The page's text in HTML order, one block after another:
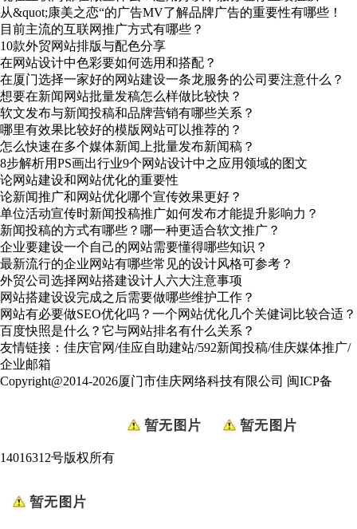
从&quot;康美之恋“的广告MV了解品牌广告的重要性有哪些！
目前主流的互联网推广方式有哪些？
10款外贸网站排版与配色分享
在网站设计中色彩要如何选用和搭配？
在厦门选择一家好的网站建设一条龙服务的公司要注意什么？
想要在新闻网站批量发稿怎么样做比较快？
软文发布与新闻投稿和品牌营销有哪些关系？
哪里有效果比较好的模版网站可以推荐的？
怎么快速在多个媒体新闻上批量发布新闻稿？
8步解析用PS画出行业9个网站设计中之应用领域的图文
论网站建设和网站优化的重要性
论新闻推广和网站优化哪个宣传效果更好？
单位活动宣传时新闻投稿推广如何发布才能提升影响力？
新闻投稿的方式有哪些？哪一种更适合软文推广？
企业要建设一个自己的网站需要懂得哪些知识？
最新流行的企业网站有哪些常见的设计风格可参考？
外贸公司选择网站搭建设计人六大注意事项
网站搭建设设完成之后需要做哪些维护工作？
网站有必要做SEO优化吗？一个网站优化几个关健词比较合适？
百度快照是什么？它与网站排名有什么关系？
友情链接： 佳庆官网/佳应自助建站/592新闻投稿/佳庆媒体推广/
企业邮箱
Copyright@2014-2026厦门市佳庆网络科技有限公司 闽ICP备
14016312号版权所有